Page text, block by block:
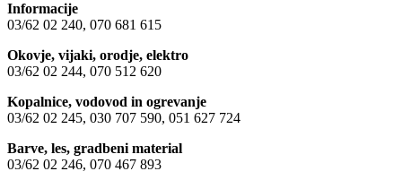
Informacije
03/62 02 240, 070 681 615
Okovje, vijaki, orodje, elektro
03/62 02 244, 070 512 620
Kopalnice, vodovod in ogrevanje
03/62 02 245, 030 707 590, 051 627 724
Barve, les, gradbeni material
03/62 02 246, 070 467 893